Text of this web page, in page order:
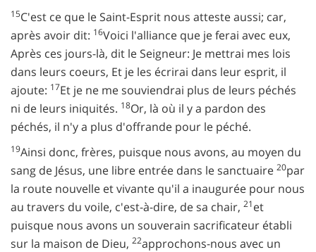
15C'est ce que le Saint-Esprit nous atteste aussi; car,
après avoir dit: 16Voici l'alliance que je ferai avec eux,
Après ces jours-là, dit le Seigneur: Je mettrai mes lois
dans leurs coeurs, Et je les écrirai dans leur esprit, il
ajoute: 17Et je ne me souviendrai plus de leurs péchés
ni de leurs iniquités. 18Or, là où il y a pardon des
péchés, il n'y a plus d'offrande pour le péché.
19Ainsi donc, frères, puisque nous avons, au moyen du
sang de Jésus, une libre entrée dans le sanctuaire 20par
la route nouvelle et vivante qu'il a inaugurée pour nous
au travers du voile, c'est-à-dire, de sa chair, 21et
puisque nous avons un souverain sacrificateur établi
sur la maison de Dieu, 22approchons-nous avec un